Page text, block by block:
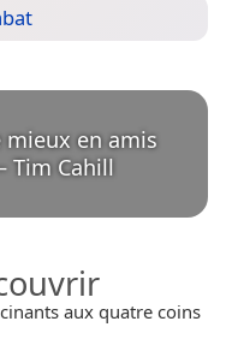
mieux en amis
Tim Cahill
aux quatre coins